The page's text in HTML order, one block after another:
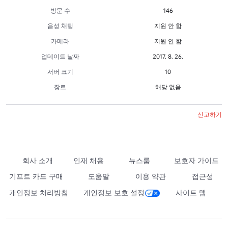
방문 수
146
음성 채팅
지원 안 함
카메라
지원 안 함
업데이트 날짜
2017. 8. 26.
서버 크기
10
장르
해당 없음
신고하기
회사 소개 인재 채용 뉴스룸
보호자 가이드
기프트 카드 구매
도움말 이용 약관
접근성
개인정보 처리방침
개인정보 보호 설정 사이트 맵